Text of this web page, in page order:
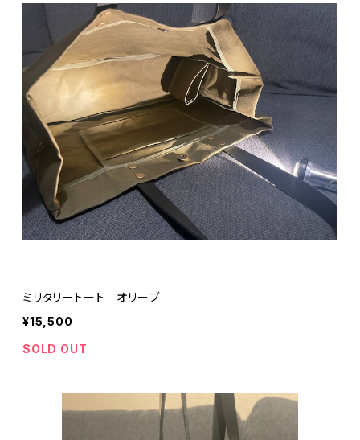
ミリタリートート オリーブ
¥15,500
SOLD OUT